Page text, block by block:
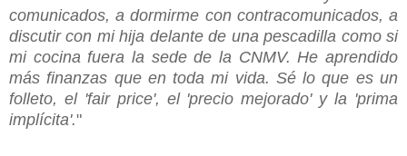
comunicados, a dormirme con contracomunicados, a
discutir con mi hija delante de una pescadilla como si
mi cocina fuera la sede de la CNMV. He aprendido
más finanzas que en toda mi vida. Sé lo que es un
folleto, el 'fair price', el 'precio mejorado' y la 'prima
implícita'."